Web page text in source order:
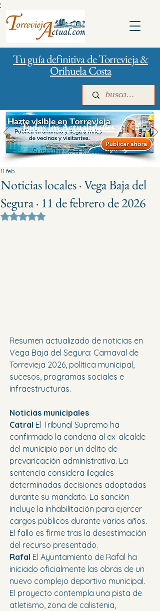
Tu guía definitiva de Torrevieja &
Orihuela Costa
Publicidad
Todos los Actualidades
Suscribirse a las noticias
Noticias locales · Vega Baja del
Segura · 11 de febrero de 2026
11 feb
Obtuvo NaN de 5 estrellas.
Resumen actualizado de noticias en
Vega Baja del Segura: Carnaval de
Torrevieja 2026, política municipal,
sucesos, programas sociales e
infraestructuras.
Noticias municipales
Catral El Tribunal Supremo ha
confirmado la condena al ex-alcalde
del municipio por un delito de
prevaricación administrativa. La
sentencia considera ilegales
determinadas decisiones adoptadas
durante su mandato. La sanción
incluye la inhabilitación para ejercer
cargos públicos durante varios años.
El fallo es firme tras la desestimación
del recurso presentado.
Rafal El Ayuntamiento de Rafal ha
iniciado oficialmente las obras de un
nuevo complejo deportivo municipal.
El proyecto contempla una pista de
atletismo, zona de calistenia,